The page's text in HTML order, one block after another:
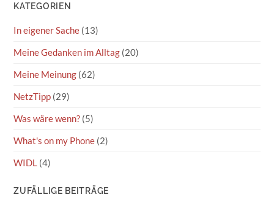
KATEGORIEN
In eigener Sache (13)
Meine Gedanken im Alltag (20)
Meine Meinung (62)
NetzTipp (29)
Was wäre wenn? (5)
What's on my Phone (2)
WIDL (4)
ZUFÄLLIGE BEITRÄGE